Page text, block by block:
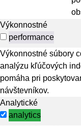
Výkonnostné
performance
Výkonnostné súbory
analýzu kľúčových
pomáha pri
návštevníkov.
Analytické
analytics